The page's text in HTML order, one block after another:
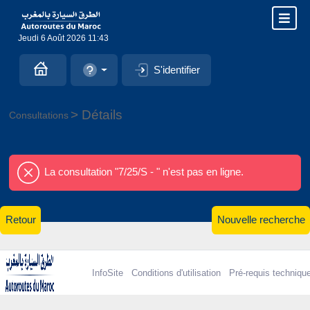
Jeudi 6 Août 2026 11:43
S'identifier
Consultations > Détails
La consultation "7/25/S - " n'est pas en ligne.
Retour Nouvelle recherche
InfoSite Conditions d'utilisation Pré-requis